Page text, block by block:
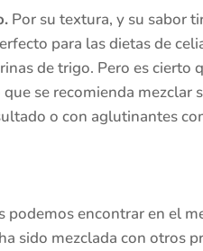
Por su textura, y su sabor
para las dietas de
de trigo. Pero es cierto
se recomienda mezclar
o con aglutinantes
podemos encontrar en el
sido mezclada con otros